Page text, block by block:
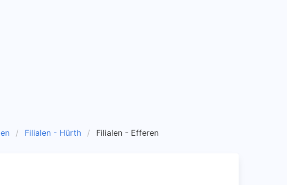
Filialen - Hürth Filialen - Efferen